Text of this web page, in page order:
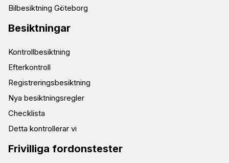
Bilbesiktning Göteborg
Besiktningar
Kontrollbesiktning
Efterkontroll
Registreringsbesiktning
Nya besiktningsregler
Checklista
Detta kontrollerar vi
Frivilliga fordonstester